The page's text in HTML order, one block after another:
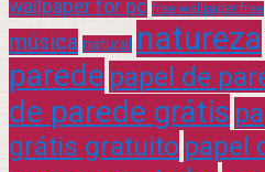
wallpaper for pc free wallpaper free
música natural natureza
parede papel de
de parede grátis
grátis gratuito papel